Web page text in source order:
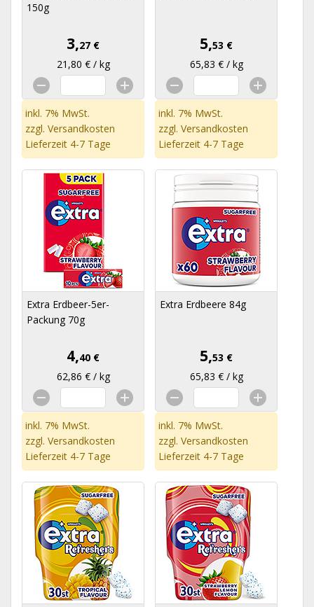
150g
3,27 €
21,80 € / kg
inkl. 7% MwSt.
zzgl. Versandkosten
Lieferzeit 4-7 Tage
5,53 €
65,83 € / kg
inkl. 7% MwSt.
zzgl. Versandkosten
Lieferzeit 4-7 Tage
Extra Erdbeer-5er-
Packung 70g
4,40 €
62,86 € / kg
inkl. 7% MwSt.
zzgl. Versandkosten
Lieferzeit 4-7 Tage
Extra Erdbeere 84g
5,53 €
65,83 € / kg
inkl. 7% MwSt.
zzgl. Versandkosten
Lieferzeit 4-7 Tage